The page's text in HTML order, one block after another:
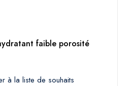
faible porosité
à la liste de souhaits